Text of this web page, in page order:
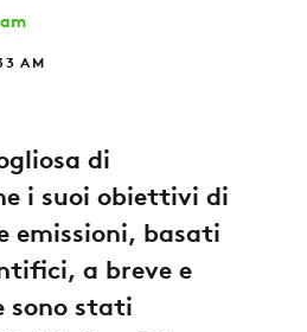
AM
di
i suoi obiettivi di
emissioni, basati
a breve e
sono stati